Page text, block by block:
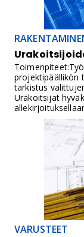
projektipäällikön
tarkistus
Urakoitsijat
todetaan
seuraavaksi
tilannetta
tarvittaessa
VARUSTEET